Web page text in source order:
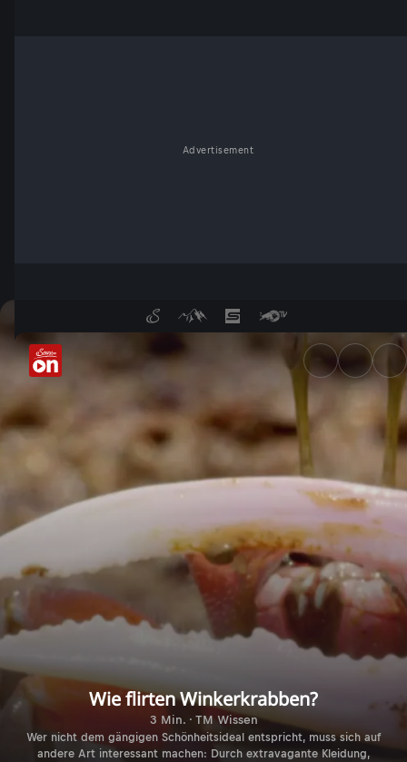
Advertisement
Wie flirten Winkerkrabben? -
Wie flirten Winkerkrabben?
3 Min. · TM Wissen
Wer nicht dem gängigen Schönheitsideal entspricht, muss sich auf
andere Art interessant machen: Durch extravagante Kleidung,